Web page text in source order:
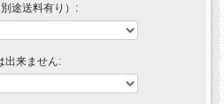
途送料有り）:
出来ません: